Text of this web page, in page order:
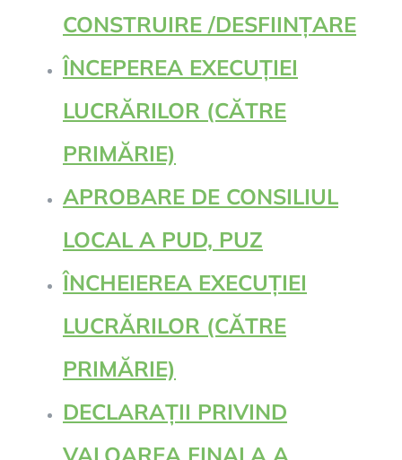
CONSTRUIRE /DESFIINȚARE
ÎNCEPEREA EXECUȚIEI
LUCRĂRILOR (CĂTRE
PRIMĂRIE)
APROBARE DE CONSILIUL
LOCAL A PUD, PUZ
ÎNCHEIEREA EXECUȚIEI
LUCRĂRILOR (CĂTRE
PRIMĂRIE)
DECLARAȚII PRIVIND
VALOAREA FINALA A